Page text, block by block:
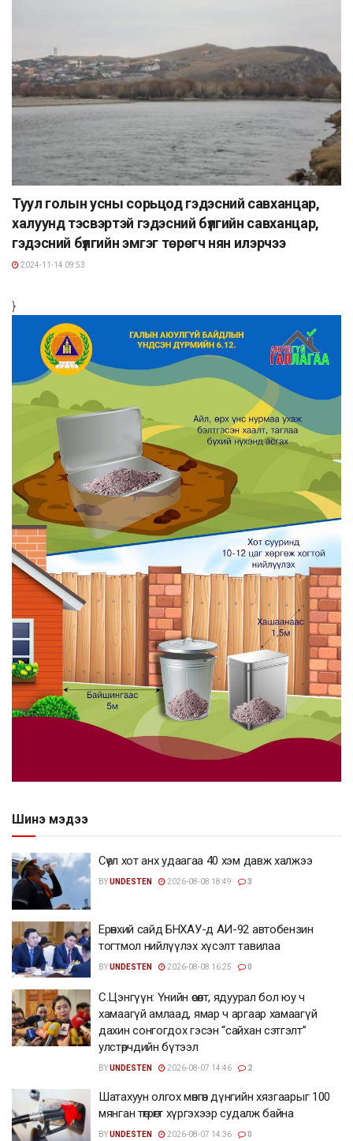
Туул голын усны сорьцод гэдэсний савханцар,
халуунд тэсвэртэй гэдэсний бүлгийн савханцар,
гэдэсний бүлгийн эмгэг төрөгч нян илэрчээ
2024-11-14 09:53
}
Шинэ мэдээ
Сөүл хот анх удаагаа 40 хэм давж халжээ
BYUNDESTEN 2026-08-08 18:49 3
Ерөнхий сайд БНХАУ-д АИ-92 автобензин
тогтмол нийлүүлэх хүсэлт тавилаа
BYUNDESTEN 2026-08-08 16:25 0
С.Цэнгүүн: Үнийн өсөлт, ядуурал бол юу ч
хамаагүй амлаад, ямар ч аргаар хамаагүй
дахин сонгогдох гэсэн “сайхан сэтгэлт”
улстөрчдийн бүтээл
BYUNDESTEN 2026-08-07 14:46 2
Шатахуун олгох мөнгөн дүнгийн хязгаарыг 100
мянган төгрөгт хүргэхээр судалж байна
BYUNDESTEN 2026-08-07 14:36 0